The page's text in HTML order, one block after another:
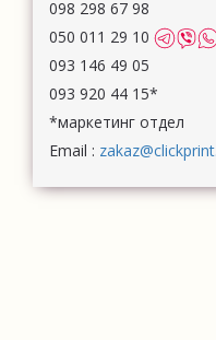
098 298 67 98
050 011 29 10
093 146 49 05
093 920 44 15*
*маркетинг отдел
Email :